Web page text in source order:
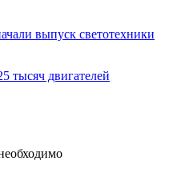
выпуск светотехники
тысяч двигателей